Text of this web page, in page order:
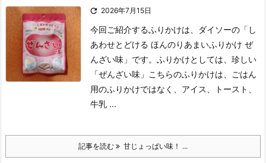
 2026年7月15日
今回ご紹介するふりかけは、ダイソーの「し
あわせとどける ほんのりあまいふりかけ ぜ
んざい味」です。 ふりかけとしては、珍しい
「ぜんざい味」 こちらのふりかけは、ごはん
用のふりかけではなく、アイス、トースト、
牛乳 ...
記事を読む 甘じょっぱい味！ ...